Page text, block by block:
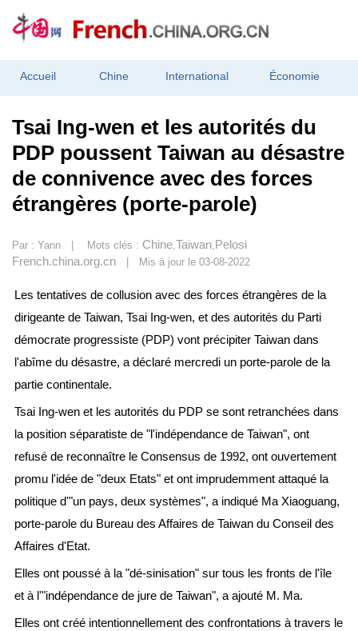
Accueil Chine International Économie
Tsai Ing-wen et les autorités du
PDP poussent Taiwan au désastre
de connivence avec des forces
étrangères (porte-parole)
Par : Yann | Mots clés : Chine,Taiwan,Pelosi
French.china.org.cn | Mis à jour le 03-08-2022
Les tentatives de collusion avec des forces étrangères de la
dirigeante de Taiwan, Tsai Ing-wen, et des autorités du Parti
démocrate progressiste (PDP) vont précipiter Taiwan dans
l'abîme du désastre, a déclaré mercredi un porte-parole de la
partie continentale.
Tsai Ing-wen et les autorités du PDP se sont retranchées dans
la position séparatiste de "l'indépendance de Taiwan", ont
refusé de reconnaître le Consensus de 1992, ont ouvertement
promu l'idée de "deux Etats" et ont imprudemment attaqué la
politique d'"un pays, deux systèmes", a indiqué Ma Xiaoguang,
porte-parole du Bureau des Affaires de Taiwan du Conseil des
Affaires d'Etat.
Elles ont poussé à la "dé-sinisation" sur tous les fronts de l'île
et à l'"indépendance de jure de Taiwan", a ajouté M. Ma.
Elles ont créé intentionnellement des confrontations à travers le